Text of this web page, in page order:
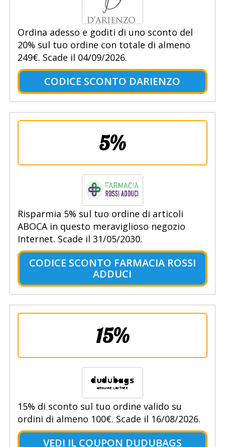
Ordina adesso e goditi di uno sconto del
20% sul tuo ordine con totale di almeno
249€. Scade il 04/09/2026.
CODICE SCONTO DARIENZO
5%
Risparmia 5% sul tuo ordine di articoli
ABOCA in questo meraviglioso negozio
Internet. Scade il 31/05/2030.
CODICE SCONTO FARMACIA ROSSI
ADDUCI
15%
15% di sconto sul tuo ordine valido su
ordini di almeno 100€. Scade il 16/08/2026.
VEDI IL COUPON DUDUBAGS